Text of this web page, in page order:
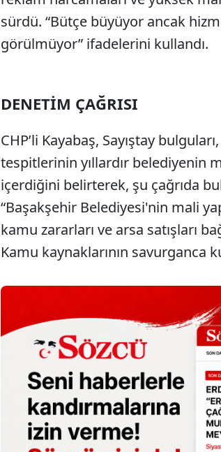
sürdü. “Bütçe büyüyor ancak
görülmüyor” ifadelerini kullandı.
DENETİM ÇAĞRISI
CHP’li Kayabaş, Sayıştay
tespitlerinin yıllardır belediyenin
içerdiğini belirterek, şu çağrıda
“Başakşehir Belediyesi'nin mali
kamu zararları ve arsa satışları
Kamu kaynaklarının savurganca